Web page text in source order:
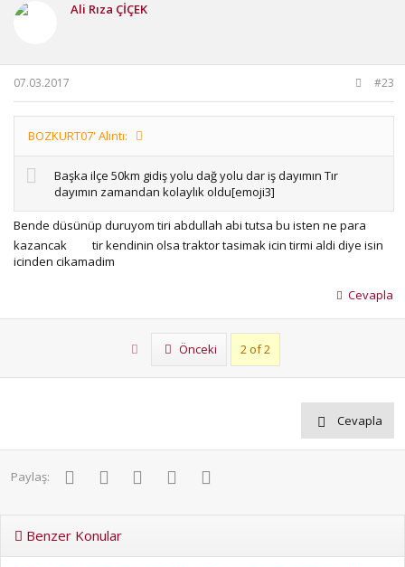
Ali Rıza ÇİÇEK
07.03.2017 #23
BOZKURT07' Alıntı:
Başka ilçe 50km gidiş yolu dağ yolu dar iş dayımın Tır
dayımın zamandan kolaylık oldu[emoji3]
Bende düsünüp duruyom tiri abdullah abi tutsa bu isten ne para
kazancak
tir kendinin olsa traktor tasimak icin tirmi aldi diye isin
icinden cikamadim
Cevapla
Önceki 2 of 2
Cevapla
Paylaş: FacebookTwitter PinterestWhatsApp
Benzer Konular